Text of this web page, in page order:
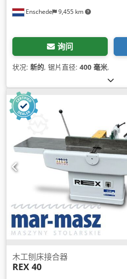
Enschede 9,455 km
询问
状况: 新的, 锯片直径: 400 毫米,
木工刨床接合器
REX 40